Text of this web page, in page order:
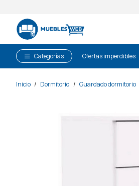
Categorías Ofertas imperdibles
Inicio / Dormitorio / Guardado dormitorio